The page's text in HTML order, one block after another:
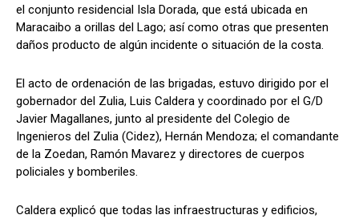
el conjunto residencial Isla Dorada, que está ubicada en
Maracaibo a orillas del Lago; así como otras que presenten
daños producto de algún incidente o situación de la costa.
El acto de ordenación de las brigadas, estuvo dirigido por el
gobernador del Zulia, Luis Caldera y coordinado por el G/D
Javier Magallanes, junto al presidente del Colegio de
Ingenieros del Zulia (Cidez), Hernán Mendoza; el comandante
de la Zoedan, Ramón Mavarez y directores de cuerpos
policiales y bomberiles.
Caldera explicó que todas las infraestructuras y edificios,